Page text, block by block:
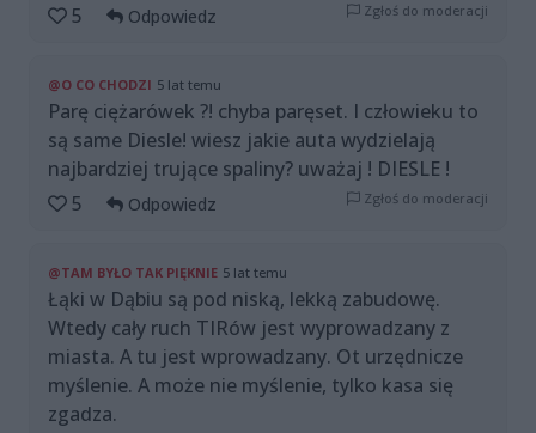
5
Odpowiedz Zgłoś do moderacji
@O CO CHODZI 5 lat temu
Parę ciężarówek ?! chyba paręset. I człowieku to
są same Diesle! wiesz jakie auta wydzielają
najbardziej trujące spaliny? uważaj ! DIESLE !
5
Odpowiedz Zgłoś do moderacji
@TAM BYŁO TAK PIĘKNIE 5 lat temu
Łąki w Dąbiu są pod niską, lekką zabudowę.
Wtedy cały ruch TIRów jest wyprowadzany z
miasta. A tu jest wprowadzany. Ot urzędnicze
myślenie. A może nie myślenie, tylko kasa się
zgadza.